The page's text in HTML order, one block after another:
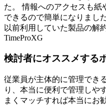
た。 情報へのアクセスも紙
できるので簡単になりました
以前利用していた製品の解
TimeProXG
検討者にオススメする
従業員が主体的に管理でき
り、本当に便利で管理しや
まくマッチすれば本当にお